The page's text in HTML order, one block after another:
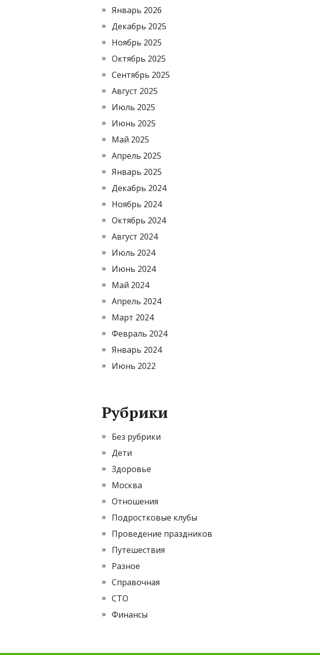
Январь 2026
Декабрь 2025
Ноябрь 2025
Октябрь 2025
Сентябрь 2025
Август 2025
Июль 2025
Июнь 2025
Май 2025
Апрель 2025
Январь 2025
Декабрь 2024
Ноябрь 2024
Октябрь 2024
Август 2024
Июль 2024
Июнь 2024
Май 2024
Апрель 2024
Март 2024
Февраль 2024
Январь 2024
Июнь 2022
Рубрики
Без рубрики
Дети
Здоровье
Москва
Отношения
Подростковые клубы
Проведение праздников
Путешествия
Разное
Справочная
СТО
Финансы